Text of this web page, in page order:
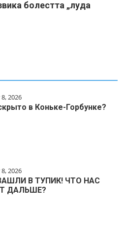
болестта „луда
8, 2026
в Коньке-Горбунке?
8, 2026
В ТУПИК! ЧТО НАС
ДАЛЬШЕ?